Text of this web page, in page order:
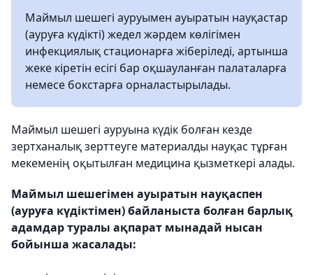
Маймыл шешегі ауруымен ауыратын науқастар
(ауруға күдікті) жедел жәрдем көлігімен
инфекциялық стационарға жіберіледі, артынша
жеке кіретін есігі бар оқшауланған палаталарға
немесе бокстарға орналастырылады.
Маймыл шешегі ауруына күдік болған кезде
зертханалық зерттеуге материалды науқас тұрған
мекеменің оқытылған медицина қызметкері алады.
Маймыл шешегімен ауыратын науқаспен
(ауруға күдіктімен) байланыста болған барлық
адамдар туралы ақпарат мынадай нысан
бойынша жасалады: